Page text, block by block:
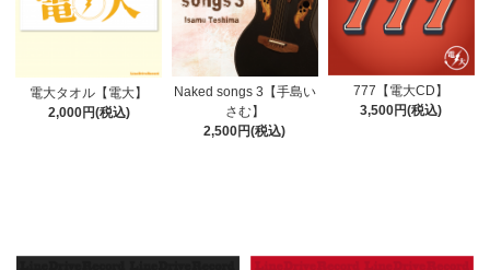
電大タオル【電大】
2,000円(税込)
Naked songs 3【手島い
さむ】
2,500円(税込)
777【電大CD】
3,500円(税込)